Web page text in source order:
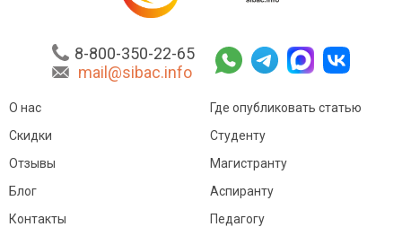
8-800-350-22-65
mail@sibac.info
О нас
Скидки
Отзывы
Блог
Контакты
Где опубликовать статью
Студенту
Магистранту
Аспиранту
Педагогу